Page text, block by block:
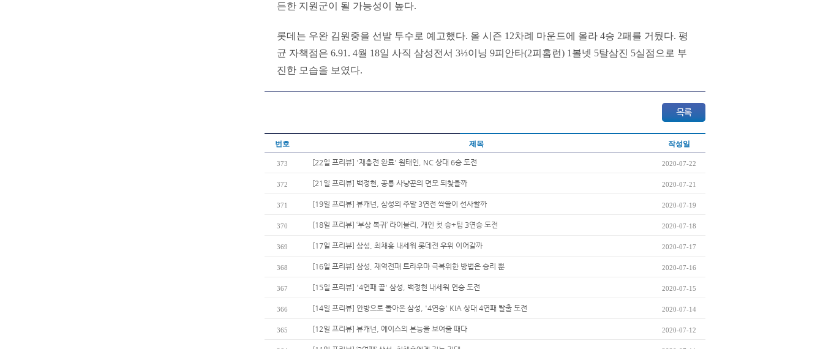
든한 지원군이 될 가능성이 높다.
롯데는 우완 김원중을 선발 투수로 예고했다. 올 시즌 12차례 마운드에 올라 4승 2패를 거뒀다. 평
균 자책점은 6.91. 4월 18일 사직 삼성전서 3⅓이닝 9피안타(2피홈런) 1볼넷 5탈삼진 5실점으로 부
진한 모습을 보였다.
번호 제목 작성일
373 [22일 프리뷰] '재충전 완료' 원태인, NC 상대 6승 도전 2020-07-22
372 [21일 프리뷰] 백정현, 공룡 사냥꾼의 면모 되찾을까 2020-07-21
371 [19일 프리뷰] 뷰캐넌, 삼성의 주말 3연전 싹쓸이 선사할까 2020-07-19
370 [18일 프리뷰] ‘부상 복귀’ 라이블리, 개인 첫 승+팀 3연승 도전 2020-07-18
369 [17일 프리뷰] 삼성, 최채흥 내세워 롯데전 우위 이어갈까 2020-07-17
368 [16일 프리뷰] 삼성, 재역전패 트라우마 극복위한 방법은 승리 뿐 2020-07-16
367 [15일 프리뷰] '4연패 끝' 삼성, 백정현 내세워 연승 도전 2020-07-15
366 [14일 프리뷰] 안방으로 돌아온 삼성, '4연승' KIA 상대 4연패 탈출 도전 2020-07-14
365 [12일 프리뷰] 뷰캐넌, 에이스의 본능을 보여줄 때다 2020-07-12